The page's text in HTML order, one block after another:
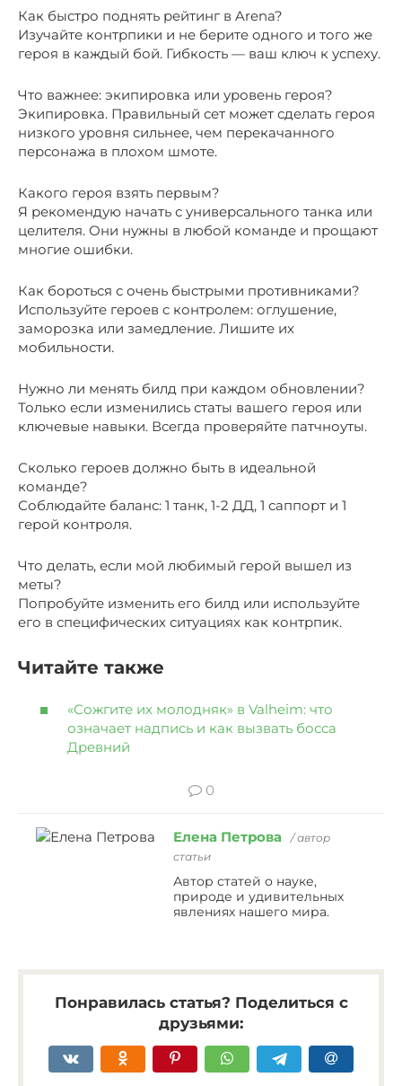
Как быстро поднять рейтинг в Arena?
Изучайте контрпики и не берите одного и того же
героя в каждый бой. Гибкость — ваш ключ к успеху.
Что важнее: экипировка или уровень героя?
Экипировка. Правильный сет может сделать героя
низкого уровня сильнее, чем перекачанного
персонажа в плохом шмоте.
Какого героя взять первым?
Я рекомендую начать с универсального танка или
целителя. Они нужны в любой команде и прощают
многие ошибки.
Как бороться с очень быстрыми противниками?
Используйте героев с контролем: оглушение,
заморозка или замедление. Лишите их
мобильности.
Нужно ли менять билд при каждом обновлении?
Только если изменились статы вашего героя или
ключевые навыки. Всегда проверяйте патчноуты.
Сколько героев должно быть в идеальной
команде?
Соблюдайте баланс: 1 танк, 1-2 ДД, 1 саппорт и 1
герой контроля.
Что делать, если мой любимый герой вышел из
меты?
Попробуйте изменить его билд или используйте
его в специфических ситуациях как контрпик.
Читайте также
«Сожгите их молодняк» в Valheim: что
означает надпись и как вызвать босса
Древний
0
Елена Петрова
/ автор
статьи
Автор статей о науке,
природе и удивительных
явлениях нашего мира.
Понравилась статья? Поделиться с
друзьями: